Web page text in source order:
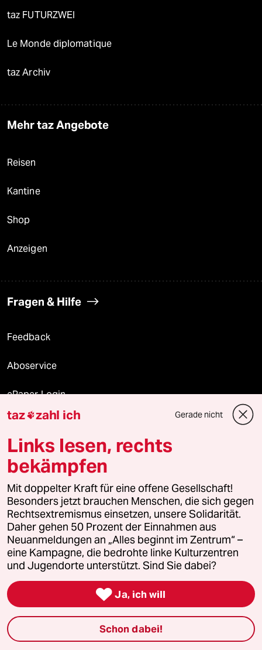
taz FUTURZWEI
Le Monde diplomatique
taz Archiv
Mehr taz Angebote
Reisen
Kantine
Shop
Anzeigen
Fragen & Hilfe
Feedback
Aboservice
ePaper Login
Downloads für Abonnierende
© 2026 taz Verlags und Vertriebs GmbH
Alle Rechte vorbehalten. Bei rechtlichen Fragen oder für Genehmigungen
wenden Sie sich bitte an
lizenzen@taz.de
Feedback Redaktionsstatut Kommune-Richtlinien
Leitlinie Informant Datenschutz Impressum AGB
Seitenwende Einwilligungen widerrufen (Ads)
taz zahl ich Gerade nicht
Links lesen, rechts
bekämpfen
Mit doppelter Kraft für eine offene Gesellschaft!
Besonders jetzt brauchen Menschen, die sich gegen
Rechtsextremismus einsetzen, unsere Solidarität.
Daher gehen 50 Prozent der Einnahmen aus
Neuanmeldungen an „Alles beginnt im Zentrum“ –
eine Kampagne, die bedrohte linke Kulturzentren
und Jugendorte unterstützt. Sind Sie dabei?
 Ja, ich will
Schon dabei!